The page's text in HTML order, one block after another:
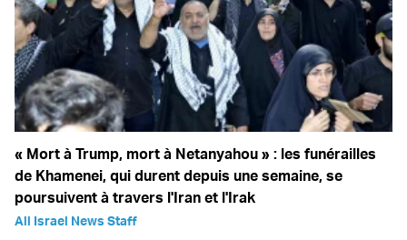
« Mort à Trump, mort à Netanyahou » : les funérailles
de Khamenei, qui durent depuis une semaine, se
poursuivent à travers l'Iran et l'Irak
All Israel News Staff